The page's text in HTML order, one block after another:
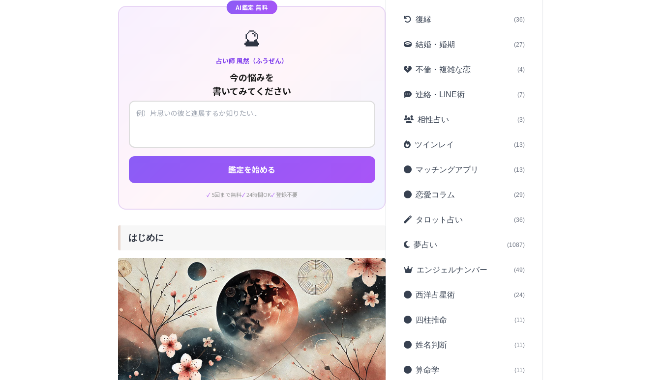
AI鑑定 無料
🔮
占い師 風然（ふうぜん）
今の悩みを
書いてみてください
鑑定を始める
5回まで無料 24時間OK 登録不要
はじめに
復縁 (36)
結婚・婚期 (27)
不倫・複雑な恋 (4)
連絡・LINE術 (7)
相性占い (3)
ツインレイ (13)
マッチングアプリ (13)
恋愛コラム (29)
タロット占い (36)
夢占い (1087)
エンジェルナンバー (49)
西洋占星術 (24)
四柱推命 (11)
姓名判断 (11)
算命学 (11)